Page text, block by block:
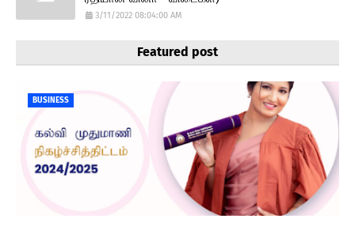
3/11/2022 08:04:00 AM
Featured post
BUSINESS